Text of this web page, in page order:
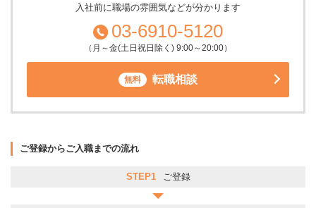
入社前に職場の雰囲気などが分かります
03-6910-5120
（月～金(土日祝日除く) 9:00～20:00）
無料 転職相談
ご登録からご入職までの流れ
STEP1 ご登録